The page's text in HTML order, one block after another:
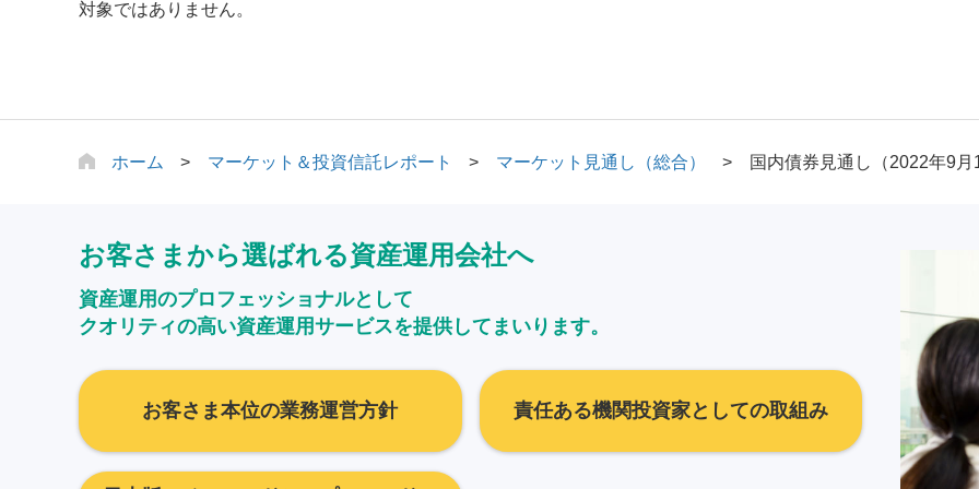
対象ではありません。
ホーム マーケット＆投資信託レポート マーケット見通し（総合） 国内債券見通し（2022年9月
お客さまから選ばれる資産運用会社へ
資産運用のプロフェッショナルとして
クオリティの高い資産運用サービスを提供してまいります。
お客さま本位の業務運営方針 責任ある機関投資家としての取組み